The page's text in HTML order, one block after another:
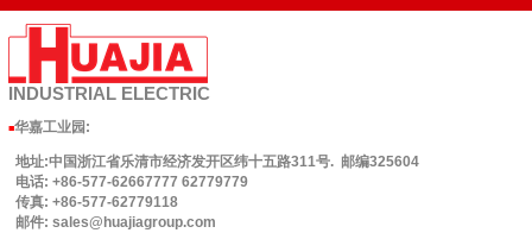
INDUSTRIAL ELECTRIC
■华嘉工业园 :
地址:中国浙江省乐清市经济发开区纬十五路311号. 邮编325604
电话: +86-577-62667777 62779779
传真: +86-577-62779118
邮件: sales@huajiagroup.com